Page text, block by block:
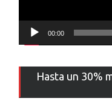
00:00
Hasta un 30%